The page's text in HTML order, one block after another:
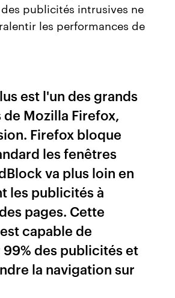
publicités intrusives ne
les performances de
est l'un des grands
Mozilla Firefox,
Firefox bloque
les fenêtres
va plus loin en
les publicités à
pages. Cette
capable de
des publicités et
la navigation sur